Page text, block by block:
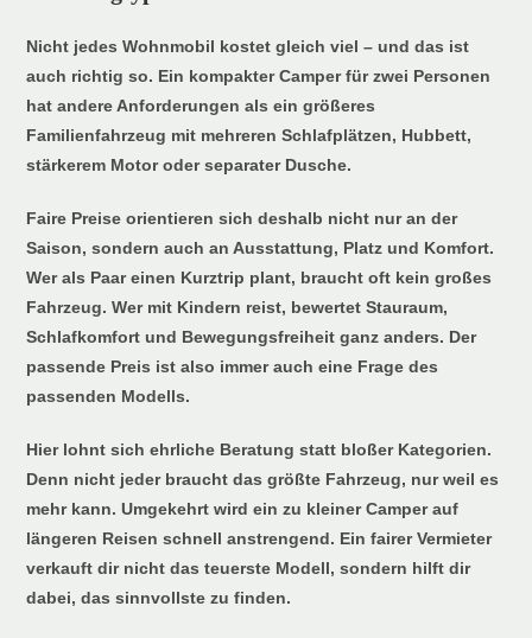
Nicht jedes Wohnmobil kostet gleich viel – und das ist
auch richtig so. Ein kompakter Camper für zwei Personen
hat andere Anforderungen als ein größeres
Familienfahrzeug mit mehreren Schlafplätzen, Hubbett,
stärkerem Motor oder separater Dusche.
Faire Preise orientieren sich deshalb nicht nur an der
Saison, sondern auch an Ausstattung, Platz und Komfort.
Wer als Paar einen Kurztrip plant, braucht oft kein großes
Fahrzeug. Wer mit Kindern reist, bewertet Stauraum,
Schlafkomfort und Bewegungsfreiheit ganz anders. Der
passende Preis ist also immer auch eine Frage des
passenden Modells.
Hier lohnt sich ehrliche Beratung statt bloßer Kategorien.
Denn nicht jeder braucht das größte Fahrzeug, nur weil es
mehr kann. Umgekehrt wird ein zu kleiner Camper auf
längeren Reisen schnell anstrengend. Ein fairer Vermieter
verkauft dir nicht das teuerste Modell, sondern hilft dir
dabei, das sinnvollste zu finden.